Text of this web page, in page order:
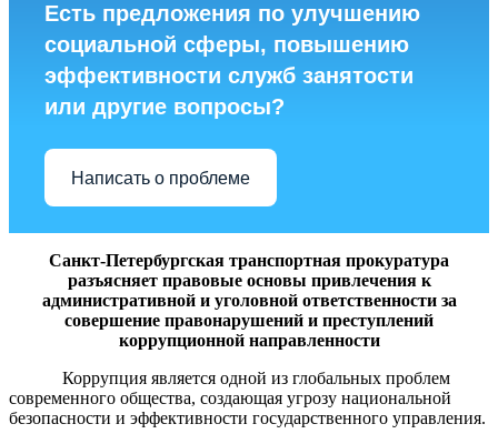
Есть предложения по улучшению
социальной сферы, повышению
эффективности служб занятости
или другие вопросы?
Написать о проблеме
Санкт-Петербургская транспортная прокуратура
разъясняет правовые основы привлечения к
административной и уголовной ответственности за
совершение правонарушений и преступлений
коррупционной направленности
Коррупция является одной из глобальных проблем
современного общества, создающая угрозу национальной
безопасности и эффективности государственного управления.